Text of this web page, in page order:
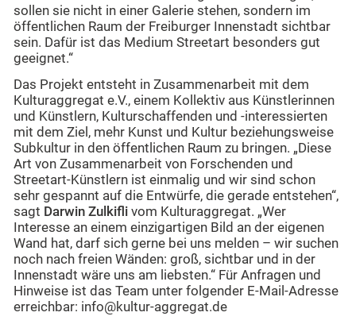
sollen sie nicht in einer Galerie stehen, sondern im
öffentlichen Raum der Freiburger Innenstadt sichtbar
sein. Dafür ist das Medium Streetart besonders gut
geeignet.“
Das Projekt entsteht in Zusammenarbeit mit dem
Kulturaggregat e.V., einem Kollektiv aus Künstlerinnen
und Künstlern, Kulturschaffenden und -interessierten
mit dem Ziel, mehr Kunst und Kultur beziehungsweise
Subkultur in den öffentlichen Raum zu bringen. „Diese
Art von Zusammenarbeit von Forschenden und
Streetart-Künstlern ist einmalig und wir sind schon
sehr gespannt auf die Entwürfe, die gerade entstehen“,
sagt Darwin Zulkifli vom Kulturaggregat. „Wer
Interesse an einem einzigartigen Bild an der eigenen
Wand hat, darf sich gerne bei uns melden – wir suchen
noch nach freien Wänden: groß, sichtbar und in der
Innenstadt wäre uns am liebsten.“ Für Anfragen und
Hinweise ist das Team unter folgender E-Mail-Adresse
erreichbar: info@kultur-aggregat.de